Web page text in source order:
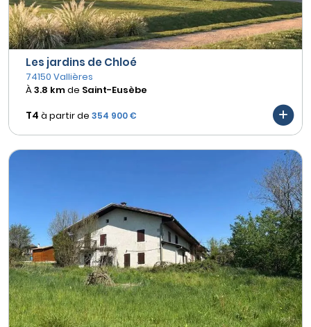
Les jardins de Chloé
74150 Vallières
À3.8 kmde Saint-Eusèbe
T4 à partir de 354 900 €